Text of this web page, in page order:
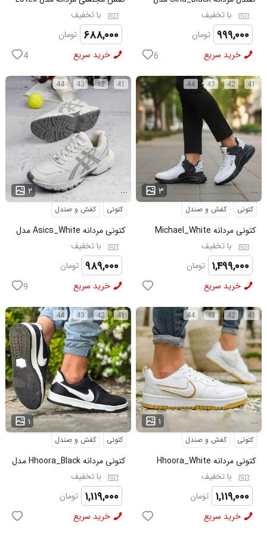
کد6330
با تخفیف
۶۸۸,۰۰۰ تومان
خرید سریع
4
3973 با تخفیف
۹۹۹,۰۰۰ تومان
خرید سریع
6
41
42
43
44
۲ ...
کتونی کفش و صندل
کتونی مردانه Asics_White مدل
3975 با تخفیف
۹۸۹,۰۰۰ تومان
خرید سریع
9
41
42
43
44
۳ ...
کتونی کفش و صندل
کتونی مردانه Michael_White
مدل 3844 با تخفیف
۱,۴۹۹,۰۰۰ تومان
خرید سریع
41
42
43
44
۱ ...
کتونی کفش و صندل
کتونی مردانه Hhoora_Black مدل
3939 با تخفیف
۱,۱۱۹,۰۰۰ تومان
خرید سریع
41
42
43
44
۱ ...
کتونی کفش و صندل
کتونی مردانه Hhoora_White
مدل 3938 با تخفیف
۱,۱۱۹,۰۰۰ تومان
خرید سریع